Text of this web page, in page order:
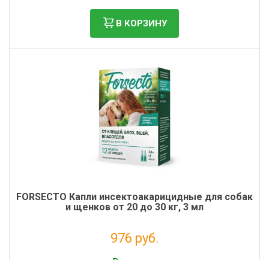
В КОРЗИНУ
FORSECTO Капли инсектоакарицидные для собак
и щенков от 20 до 30 кг, 3 мл
976 руб.